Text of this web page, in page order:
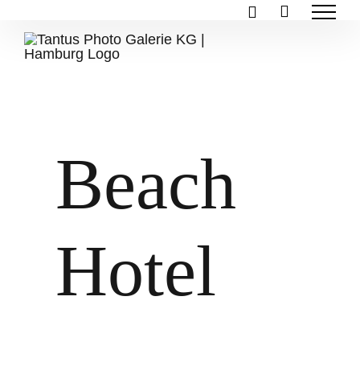
Inhalt
springen
Beach
Hotel